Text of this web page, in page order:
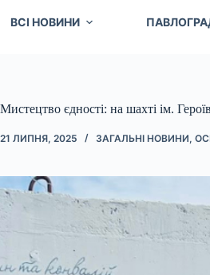
ВСІ НОВИНИ
Мистецтво єдності: на шахті ім.
21 ЛИПНЯ, 2025 ЗАГАЛЬНІ НОВИНИ,